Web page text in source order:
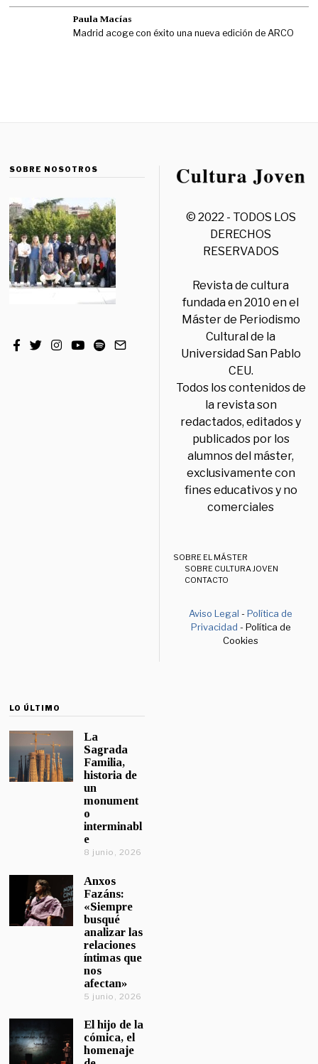
Paula Macías
Madrid acoge con éxito una nueva edición de ARCO
SOBRE NOSOTROS
© 2022 - TODOS LOS
DERECHOS
RESERVADOS
Revista de cultura
fundada en 2010 en el
Máster de Periodismo
Cultural de la
Universidad San Pablo
CEU.
Todos los contenidos de
la revista son
redactados, editados y
publicados por los
alumnos del máster,
exclusivamente con
fines educativos y no
comerciales
SOBRE EL MÁSTER
SOBRE CULTURA JOVEN
CONTACTO
Aviso Legal -Política de
Privacidad - Política de
Cookies
LO ÚLTIMO
La
Sagrada
Familia,
historia de
un
monument
o
interminabl
e
8 junio, 2026
Anxos
Fazáns:
«Siempre
busqué
analizar las
relaciones
íntimas que
nos
afectan»
5 junio, 2026
El hijo de la
cómica, el
homenaje